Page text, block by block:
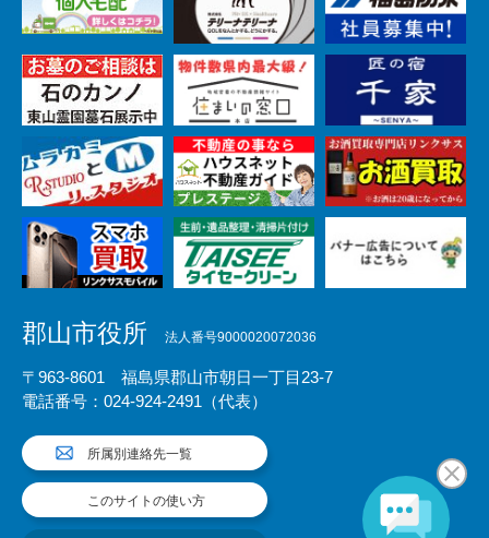
郡山市役所 法人番号9000020072036
〒963-8601 福島県郡山市朝日一丁目23-7
電話番号：024-924-2491（代表）
所属別連絡先一覧
このサイトの使い方